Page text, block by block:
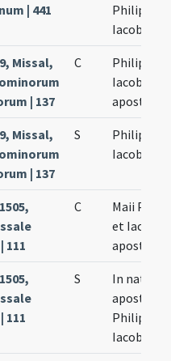
| 441
Philippi et
Iacobi
Missal,
| 137
C
Philippi et
Iacobi
Missal,
| 137
S
Philippi et
Iacobi
111
C
Maii
et Iacobi
111
S
In natali
Philippi et
Iacobi